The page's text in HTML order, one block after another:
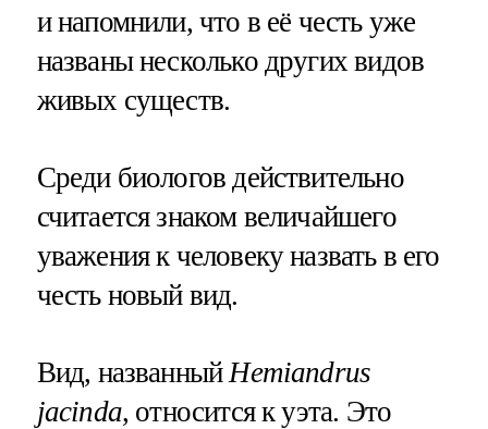
и напомнили, что в её честь уже
названы несколько других видов
живых существ.
Среди биологов действительно
считается знаком величайшего
уважения к человеку назвать в его
честь новый вид.
Вид, названный Hemiandrus
jacinda, относится к уэта. Это